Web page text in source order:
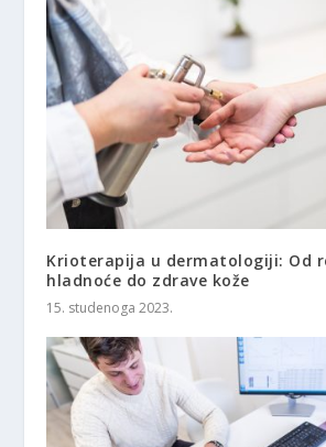
Krioterapija u dermatologiji: Od
hladnoće do zdrave kože
15. studenoga 2023.